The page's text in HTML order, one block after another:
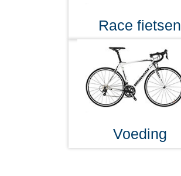
Race fietsen
Voeding